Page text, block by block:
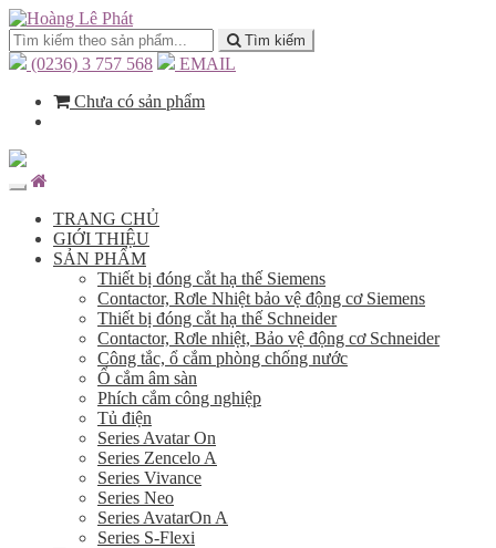
Tìm kiếm
(0236) 3 757 568
EMAIL
Chưa có sản phẩm
TRANG CHỦ
GIỚI THIỆU
SẢN PHẨM
Thiết bị đóng cắt hạ thế Siemens
Contactor, Rơle Nhiệt bảo vệ động cơ Siemens
Thiết bị đóng cắt hạ thế Schneider
Contactor, Rơle nhiệt, Bảo vệ động cơ Schneider
Công tắc, ổ cắm phòng chống nước
Ổ cắm âm sàn
Phích cắm công nghiệp
Tủ điện
Series Avatar On
Series Zencelo A
Series Vivance
Series Neo
Series AvatarOn A
Series S-Flexi